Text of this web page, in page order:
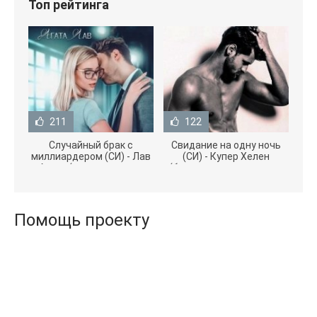
Топ рейтинга
211
Случайный брак с
миллиардером (СИ) - Лав
Агата (полная версия
122
Свидание на одну ночь
(СИ) - Купер Хелен
(бесплатные серии книг
Помощь проекту